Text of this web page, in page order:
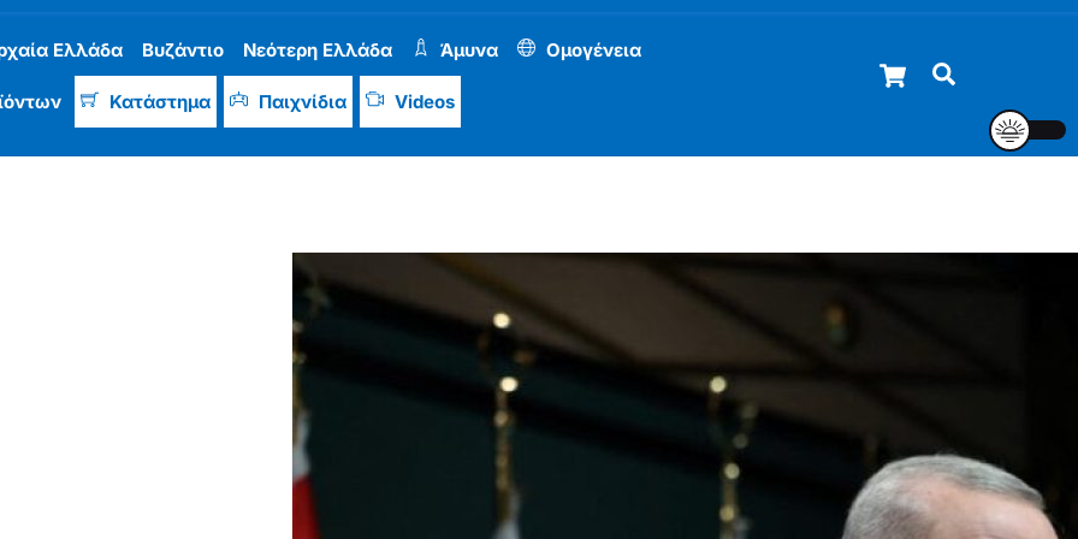
Cart
Ελλάδα Βυζάντιο Νεότερη Ελλάδα Άμυνα Ομογένεια
Κατάστημα Παιχνίδια Videos